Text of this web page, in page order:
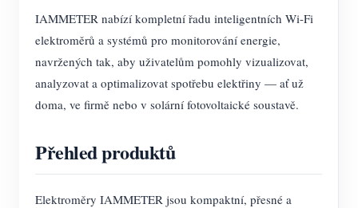
IAMMETER nabízí kompletní řadu inteligentních Wi-Fi
elektroměrů a systémů pro monitorování energie,
navržených tak, aby uživatelům pomohly vizualizovat,
analyzovat a optimalizovat spotřebu elektřiny — ať už
doma, ve firmě nebo v solární fotovoltaické soustavě.
Přehled produktů
Elektroměry IAMMETER jsou kompaktní, přesné a